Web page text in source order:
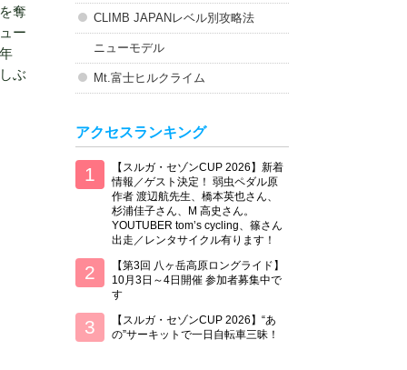
奪
ー
ぶ
CLIMB JAPANレベル別攻略法
ニューモデル
Mt.富士ヒルクライム
アクセスランキング
【スルガ・セゾンCUP 2026】新着
情報／ゲスト決定！ 弱虫ペダル原
作者 渡辺航先生、橋本英也さん、
杉浦佳子さん、M 高史さん。
YOUTUBER tom’s cycling、篠さん
出走／レンタサイクル有ります！
【第3回 八ヶ岳高原ロングライド】
10月3日～4日開催 参加者募集中で
す
【スルガ・セゾンCUP 2026】“あ
の”サーキットで一日自転車三昧！